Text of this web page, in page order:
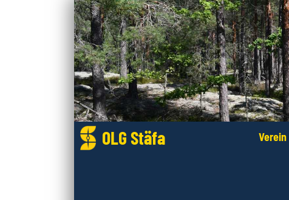
OLG Stäfa Verein